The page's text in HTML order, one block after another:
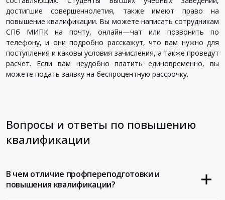
достигшие
совершеннолетия, также имеют право
на
повышение квалификации. Вы можете написать сотрудникам
СПб
МИПК на почту, онлайн—чат или позвонить
по
телефону,и они подробно расскажут, что вам нужно для
поступления и каковы условия зачисления, а также проведут
расчет. Если вам неудобно платить единовременно,вы
можете подать заявку на беспроцентную рассрочку.
Вопросы и ответы по повышению
квалификации
В чем отличие профпереподготовки и
повышения квалификации?